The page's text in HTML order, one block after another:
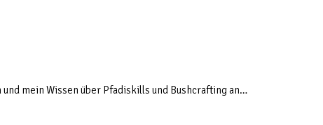
mein Wissen über Pfadiskills und Bushcrafting an…